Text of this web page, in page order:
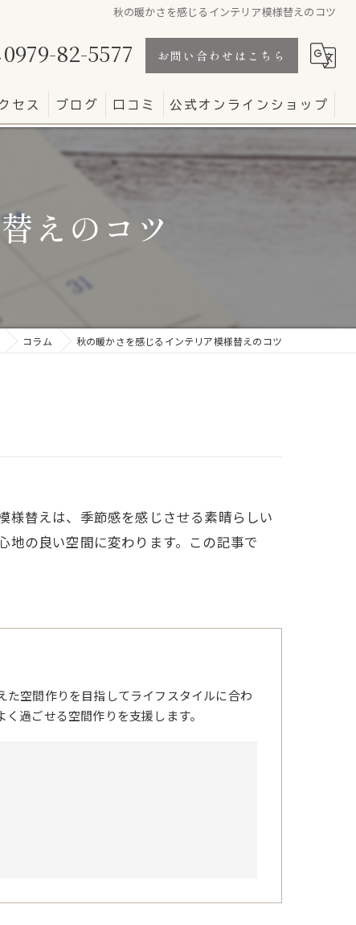
秋の暖かさを感じるインテリア模様替えのコツ
0979-82-5577 お問い合わせはこちら
セス ブログ 口コミ 公式オンラインショップ
えのコツ
コラム 秋の暖かさを感じるインテリア模様替えのコツ
様替えは、季節感を感じさせる素晴らしい
の良い空間に変わります。この記事で
空間作りを目指してライフスタイルに合わ
過ごせる空間作りを支援します。